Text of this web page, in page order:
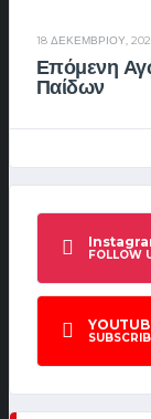
18 ΔΕΚΕΜΒΡΊΟΥ,
Επόμενη
Παίδων
FOLLOW